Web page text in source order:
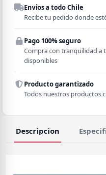
Región
Comuna
Envíos a todo Chile
Recibe tu pedido donde
Pago 100% seguro
Compra con tranquilidad a
disponibles
Producto garantizado
Todos nuestros productos
Descripcion